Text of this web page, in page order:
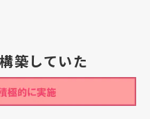
築していた